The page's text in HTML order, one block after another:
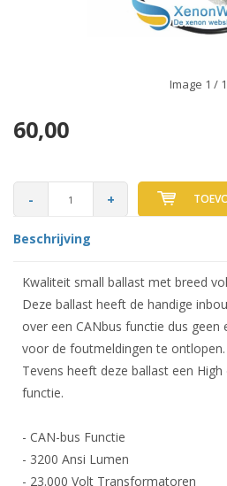
Image 1 / 1
60,00
- +
Beschrijving
Kwaliteit small ballast met breed
Deze ballast heeft de handige
over een CANbus functie dus geen
voor de foutmeldingen te ontlopen.
Tevens heeft deze ballast een
functie.
- CAN-bus Functie
- 3200 Ansi Lumen
- 23.000 Volt Transformatoren